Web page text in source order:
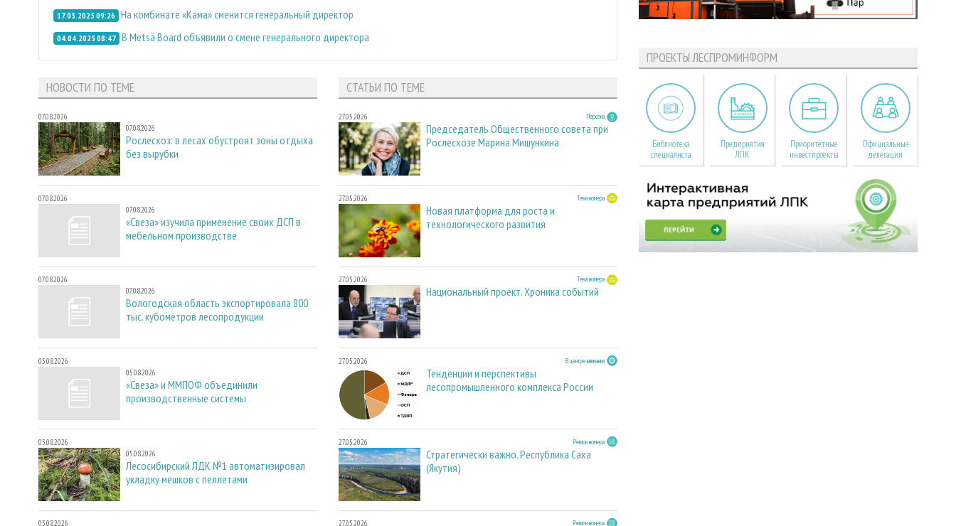
17.03.2025 09:26 На комбинате «Кама» сменится генеральный директор
04.04.2025 08:47 В Metsä Board объявили о смене генерального директора
НОВОСТИ ПО ТЕМЕ
07.08.2026
07.08.2026
Рослесхоз: в лесах обустроят зоны отдыха
без вырубки
07.08.2026
07.08.2026
«Свеза» изучила применение своих ДСП в
мебельном производстве
07.08.2026
07.08.2026
Вологодская область экспортировала 800
тыс. кубометров лесопродукции
05.08.2026
05.08.2026
«Свеза» и ММПОФ объединили
производственные системы
05.08.2026
05.08.2026
Лесосибирский ЛДК №1 автоматизировал
укладку мешков с пеллетами
05.08.2026
СТАТЬИ ПО ТЕМЕ
27.05.2026 Персона
Председатель Общественного совета при
Рослесхозе Марина Мишункина
27.05.2026 Тема номера
Новая платформа для роста и
технологического развития
27.05.2026 Тема номера
Национальный проект. Хроника событий
27.05.2026 В центре внимания
Тенденции и перспективы
лесопромышленного комплекса России
27.05.2026 Регион номера
Стратегически важно. Республика Саха
(Якутия)
27.05.2026 Регион номера
ПРОЕКТЫ ЛЕСПРОМИНФОРМ
Библиотека
специалиста
Предприятия
ЛПК
Приоритетные
инвестпроекты
Официальные
делегации